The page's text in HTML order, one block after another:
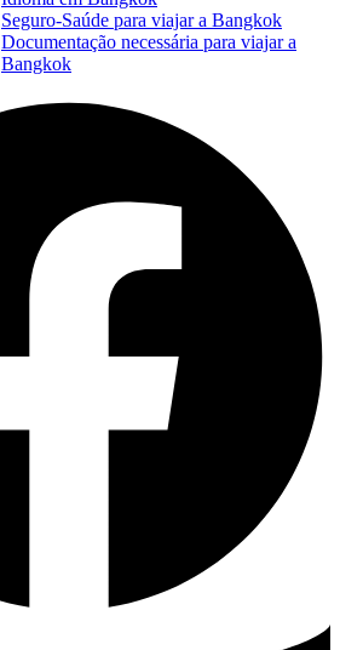
Seguro-Saúde para viajar a Bangkok
Documentação necessária para viajar a
Bangkok